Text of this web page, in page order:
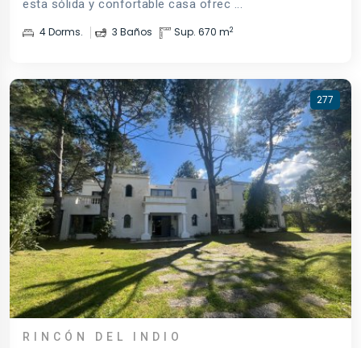
esta sólida y confortable casa ofrec ...
4 Dorms. 3 Baños Sup. 670 m2
277
RINCÓN DEL INDIO